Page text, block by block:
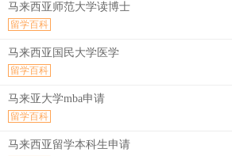
马来西亚师范大学读博士
留学百科
马来西亚国民大学医学
留学百科
马来亚大学mba申请
留学百科
马来西亚留学本科生申请